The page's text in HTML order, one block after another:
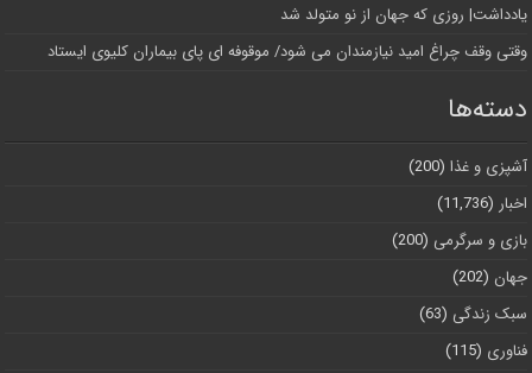
یادداشت| روزی که جهان از نو متولد شد
وقتی وقف چراغ امید نیازمندان می شود/ موقوفه ای پای بیماران کلیوی ایستاد
دسته‌ها
آشپزی و غذا (200)
اخبار (11,736)
بازی و سرگرمی (200)
جهان (202)
سبک زندگی (63)
فناوری (115)